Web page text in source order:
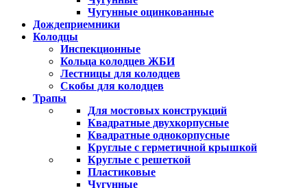
Чугунные оцинкованные
Дождеприемники
Колодцы
Инспекционные
Кольца колодцев ЖБИ
Лестницы для колодцев
Скобы для колодцев
Трапы
Для мостовых конструкций
Квадратные двухкорпусные
Квадратные однокорпусные
Круглые с герметичной крышкой
Круглые с решеткой
Пластиковые
Чугунные